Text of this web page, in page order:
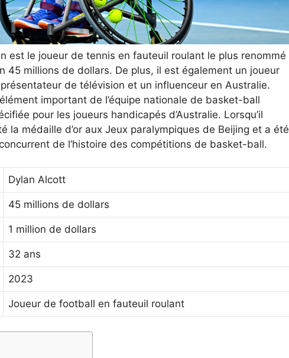
est le joueur de tennis en fauteuil roulant le plus renommé
45 millions de dollars. De plus, il est également un joueur
de télévision et un influenceur en Australie.
important de l’équipe nationale de basket-ball
pour les joueurs handicapés d’Australie. Lorsqu’il
la médaille d’or aux Jeux paralympiques de Beijing et a été
de l’histoire des compétitions de basket-ball.
Dylan Alcott
45 millions de dollars
1 million de dollars
32 ans
2023
Joueur de football en fauteuil roulant